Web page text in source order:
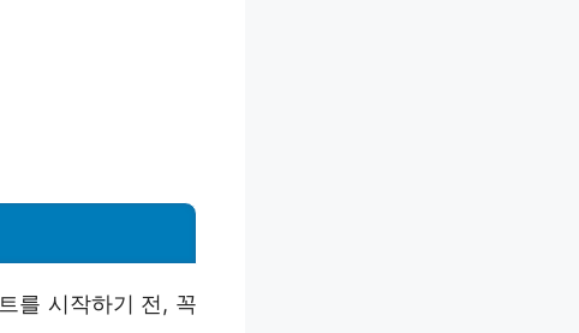
를 시작하기 전, 꼭